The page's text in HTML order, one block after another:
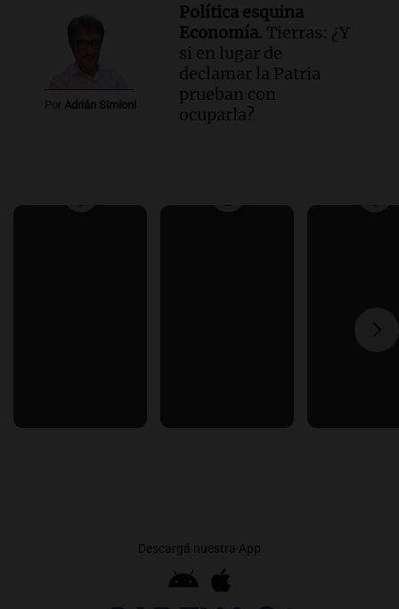
Por Adrián Simioni
Política esquina
Economía. Tierras: ¿Y
si en lugar de
declamar la Patria
prueban con
ocuparla?
Descargá nuestra App